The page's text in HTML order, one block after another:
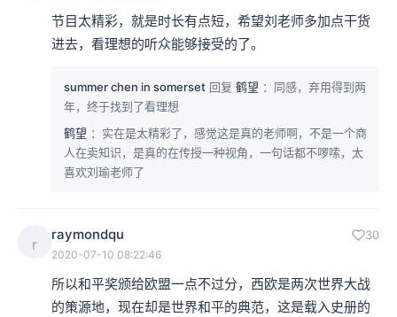
节目太精彩，就是时长有点短，希望刘老师多加点干货
进去，看理想的听众能够接受的了。
summer chen in somerset 回复 鹤望 ：同感，弃用得到两
年，终于找到了看理想
鹤望 ：实在是太精彩了，感觉这是真的老师啊，不是一个商
人在卖知识，是真的在传授一种视角，一句话都不啰嗦，太
喜欢刘瑜老师了
r
raymondqu 30
2020-07-10 08:22:46
所以和平奖颁给欧盟一点不过分，西欧是两次世界大战
的策源地，现在却是世界和平的典范，这是载入史册的